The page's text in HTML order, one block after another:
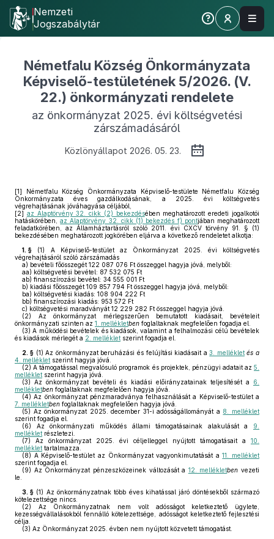
Nemzeti
Jogszabálytár
Németfalu Község Önkormányzata
Képviselő-testületének 5/2026. (V.
22.) önkormányzati rendelete
az önkormányzat 2025. évi költségvetési
zárszámadásáról
Közlönyállapot 2026. 05. 23.
[1] Németfalu Község Önkormányzata Képviselő-testülete Németfalu Község
Önkormányzata éves gazdálkodásának, a 2025. évi költségvetés
végrehajtásának jóváhagyása céljából,
[2] az Alaptörvény 32. cikk (2) bekezdésében meghatározott eredeti jogalkotói
hatáskörében,az Alaptörvény 32. cikk (1) bekezdés f) pontjában meghatározott
feladatkörében, az Államháztartásról szóló 2011. évi CXCV törvény 91. § (1)
bekezdésében meghatározott jogkörében eljárva a következő rendeletet alkotja:
1. § (1)
A Képviselő-testület az Önkormányzat 2025. évi költségvetés
végrehajtásáról szóló zárszámadás
a) bevételi főösszegét 122 087 076 Ft összeggel hagyja jóvá, melyből:
aa) költségvetési bevétel: 87 532 075 Ft
ab) finanszírozási bevétel: 34 555 001 Ft
b) kiadási főösszegét 109 857 794 Ft összeggel hagyja jóvá, melyből:
ba) költségvetési kiadás: 108 904 222 Ft
bb) finanszírozási kiadás: 953 572 Ft
c) költségvetési maradványát 12 229 282 Ft összeggel hagyja jóvá.
(2) Az önkormányzat mérlegszerűen bemutatott kiadásait, bevételeit
önkormányzati szinten az 1. mellékletben foglaltaknak megfelelően fogadja el.
(3) A működési bevételek és kiadások, valamint a felhalmozási célú bevételek
és kiadások mérlegét a 2. melléklet szerint fogadja el.
2. § (1) Az önkormányzat beruházási és felújítási kiadásait a3. mellékletés a
4. melléklet szerint hagyja jóvá.
(2) A támogatással megvalósuló programok és projektek, pénzügyi adatait az 5.
melléklet szerint hagyja jóvá.
(3) Az önkormányzat bevételi és kiadási előirányzatainak teljesítését a 6.
mellékletben foglaltaknak megfelelően hagyja jóvá.
(4) Az önkormányzat pénzmaradványa felhasználását a Képviselő-testület a
7. mellékletben foglaltaknak megfelelően hagyja jóvá.
(5) Az önkormányzat 2025. december 31-i adósságállományát a 8. melléklet
szerint fogadja el.
(6) Az önkormányzati működés állami támogatásainak alakulását a 9.
melléklet részletezi
(7) Az önkormányzat 2025. évi céljelleggel nyújtott támogatásait a 10.
melléklet tartalmazza.
(8) A Képviselő-testület az Önkormányzat vagyonkimutatását a11. melléklet
szerint fogadja el.
(9) Az Önkormányzat pénzeszközeinek változását a 12. mellékletben vezeti
le.
3. § (1) Az önkormányzatnak több éves kihatással járó döntésekből származó
kötelezettsége nincs.
(2) Az Önkormányzatnak nem volt adósságot keletkeztető ügylete,
kezességvállalásokból fennálló kötelezettsége, adósságot keletkeztető fejlesztési
célja.
(3) Az Önkormányzat 2025. évben nem nyújtott közvetett támogatást.